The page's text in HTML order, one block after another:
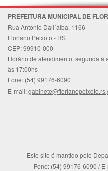
PREFEITURA MUNICIPAL DE
Rua Antonio Dall´alba, 1166
Floriano Peixoto - RS
CEP: 99910-000
Horário de atendimento: segunda à
às 17:00hs
Fone: (54) 99176-6090
E-mail:
Este site é mantido pelo
Fone: (54) 99176-6090 /